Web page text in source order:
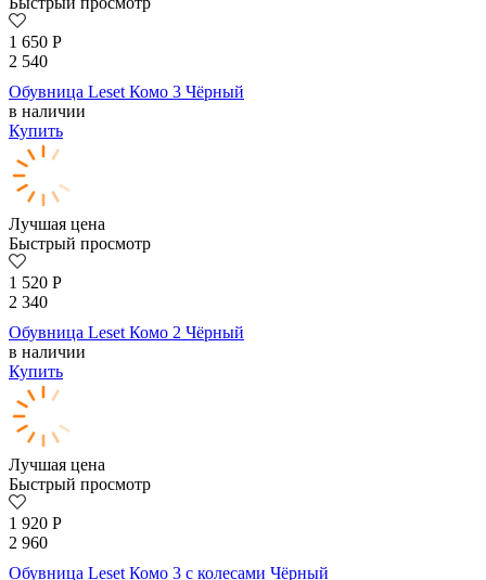
1 650 Р
2 540
Обувница Leset Комо 3 Чёрный
в наличии
Купить
Лучшая цена
Быстрый просмотр
1 520 Р
2 340
Обувница Leset Комо 2 Чёрный
в наличии
Купить
Лучшая цена
Быстрый просмотр
1 920 Р
2 960
Обувница Leset Комо 3 с колесами Чёрный